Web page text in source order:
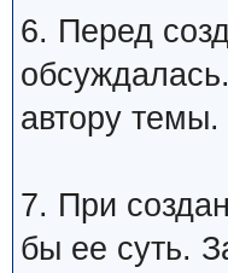
6. Перед
автору темы.
7. При
бы ее суть.